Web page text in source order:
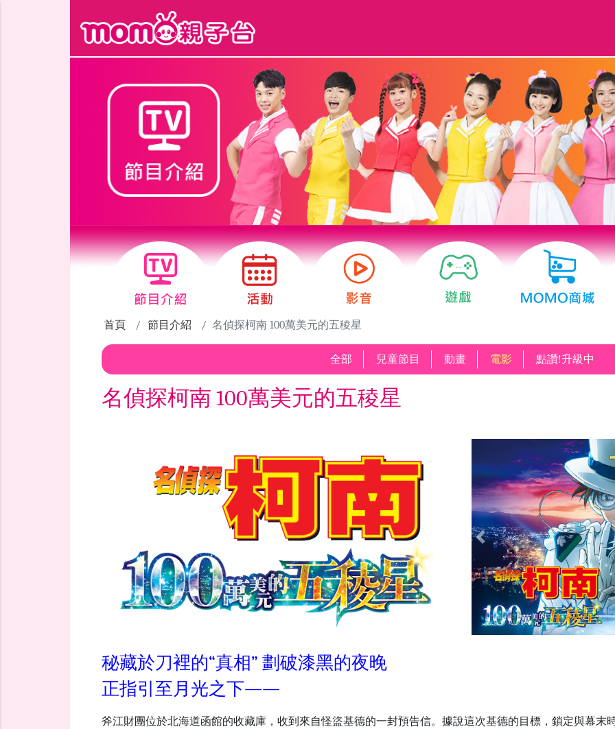
首頁 節目介紹 名偵探柯南 100萬美元的五稜星
全部 兒童節目 動畫 電影 點讚!升級中
名偵探柯南 100萬美元的五稜星
Previous
秘藏於刀裡的“真相” 劃破漆黑的夜晚
正指引至月光之下――
斧江財團位於北海道函館的收藏庫，收到來自怪盜基德的一封預告信。據說這次基德的目標，鎖定與幕末